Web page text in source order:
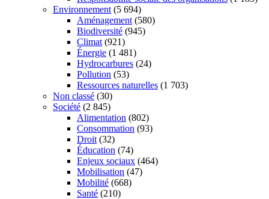
Environnement (5 694)
Aménagement (580)
Biodiversité (945)
Climat (921)
Énergie (1 481)
Hydrocarbures (24)
Pollution (53)
Ressources naturelles (1 703)
Non classé (30)
Société (2 845)
Alimentation (802)
Consommation (93)
Droit (32)
Éducation (74)
Enjeux sociaux (464)
Mobilisation (47)
Mobilité (668)
Santé (210)